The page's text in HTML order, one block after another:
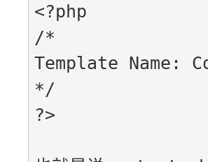
<?php
/*
Template Name:
*/
?>